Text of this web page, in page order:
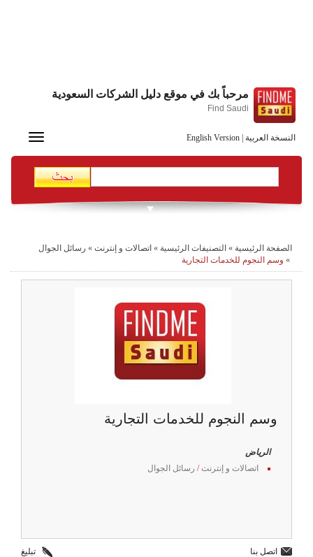
النسخة العربية English Version
مرحباً بك في موقع دليل الشركات السعودية
Find Saudi
Toggle
الصفحة الرئيسية » التصنيفات الرئيسية » اتصالات و إنترنت » رسائل الجوال
» وسم النجوم للخدمات التجارية
وسم النجوم للخدمات التجارية
الرياض
اتصالات و إنترنت/ رسائل الجوال
اتصل بنا تبليغ